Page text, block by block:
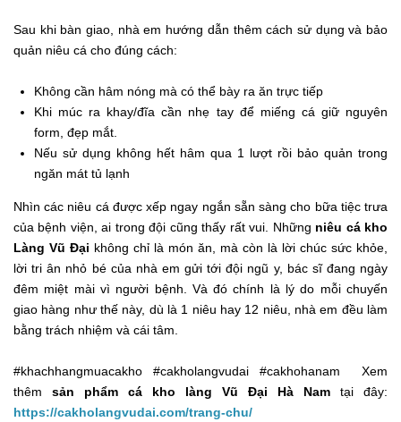
Sau khi bàn giao, nhà em hướng dẫn thêm cách sử dụng và bảo
quản niêu cá cho đúng cách:
Không cần hâm nóng mà có thể bày ra ăn trực tiếp
Khi múc ra khay/đĩa cần nhẹ tay để miếng cá giữ nguyên
form, đẹp mắt.
Nếu sử dụng không hết hâm qua 1 lượt rồi bảo quản trong
ngăn mát tủ lạnh
Nhìn các niêu cá được xếp ngay ngắn sẵn sàng cho bữa tiệc trưa
của bệnh viện, ai trong đội cũng thấy rất vui. Những niêu cá kho
Làng Vũ Đại không chỉ là món ăn, mà còn là lời chúc sức khỏe,
lời tri ân nhỏ bé của nhà em gửi tới đội ngũ y, bác sĩ đang ngày
đêm miệt mài vì người bệnh. Và đó chính là lý do mỗi chuyến
giao hàng như thế này, dù là 1 niêu hay 12 niêu, nhà em đều làm
bằng trách nhiệm và cái tâm.
#khachhangmuacakho #cakholangvudai #cakhohanam Xem
thêm sản phẩm cá kho làng Vũ Đại Hà Nam tại đây:
https://cakholangvudai.com/trang-chu/